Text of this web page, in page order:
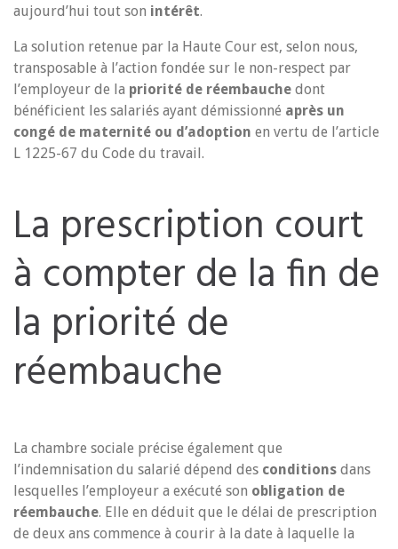
aujourd’hui tout son intérêt.
La solution retenue par la Haute Cour est, selon nous,
transposable à l’action fondée sur le non-respect par
l’employeur de la priorité de réembauche dont
bénéficient les salariés ayant démissionné après un
congé de maternité ou d’adoption en vertu de l’article
L 1225-67 du Code du travail.
La prescription court
à compter de la fin de
la priorité de
réembauche
La chambre sociale précise également que
l’indemnisation du salarié dépend des conditions dans
lesquelles l’employeur a exécuté son obligation de
réembauche. Elle en déduit que le délai de prescription
de deux ans commence à courir à la date à laquelle la